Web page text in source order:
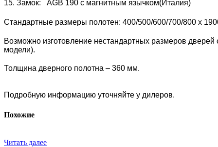
15. Замок: AGB 190 с магнитным язычком(Италия)
Стандартные размеры полотен: 400/500/600/700/800 x
Возможно изготовление нестандартных размеров
модели).
Толщина дверного полотна – 360 мм.
Подробную информацию уточняйте у дилеров.
Похожие
Читать далее